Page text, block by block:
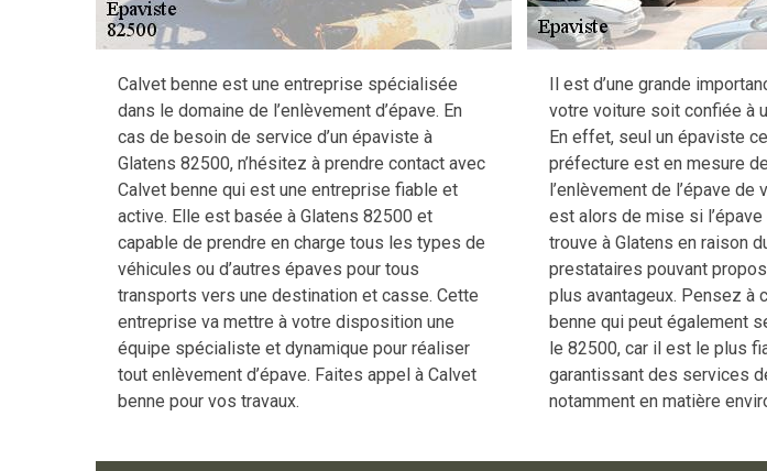
Calvet benne est une entreprise spécialisée
dans le domaine de l’enlèvement d’épave. En
cas de besoin de service d’un épaviste à
Glatens 82500, n’hésitez à prendre contact avec
Calvet benne qui est une entreprise fiable et
active. Elle est basée à Glatens 82500 et
capable de prendre en charge tous les types de
véhicules ou d’autres épaves pour tous
transports vers une destination et casse. Cette
entreprise va mettre à votre disposition une
équipe spécialiste et dynamique pour réaliser
tout enlèvement d’épave. Faites appel à Calvet
benne pour vos travaux.
Il est d’une grande
votre voiture soit confiée à
En effet, seul un épaviste
préfecture est en mesure
l’enlèvement de l’épave de
est alors de mise si
trouve à Glatens en raison
prestataires pouvant
plus avantageux. Pensez à
benne qui peut également
le 82500, car il est le plus
garantissant des services
notamment en matière